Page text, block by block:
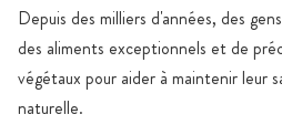
Depuis des milliers d'années, des
des aliments exceptionnels et de
végétaux pour aider à maintenir leur
naturelle.